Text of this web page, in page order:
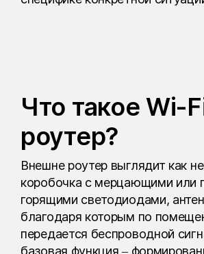
Что такое Wi-
роутер?
Внешне роутер выглядит как
коробочка с мерцающими или
горящими светодиодами,
благодаря которым по
передается беспроводной
базовая функция –